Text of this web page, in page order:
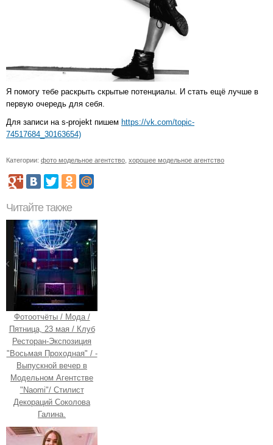
Я помогу тебе раскрыть скрытые потенциалы. И стать ещё лучше в
первую очередь для себя.
Для записи на s-projekt пишем https://vk.com/topic-
74517684_30163654)
Категории: фото модельное агентство хорошее модельное агентство
Читайте также
Фотоотчёты / Мода /
Пятница, 23 мая / Клуб
Ресторан-Экспозиция
"Восьмая Проходная" / -
Выпускной вечер в
Модельном Агентстве
"Naomi"/ Стилист
Декораций Соколова
Галина.